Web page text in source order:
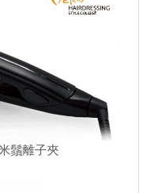
鬚離子夾